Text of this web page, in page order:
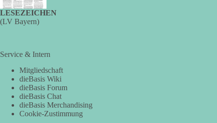
LESEZEICHEN
(LV Bayern)
Service & Intern
Mitgliedschaft
dieBasis Wiki
dieBasis Forum
dieBasis Chat
dieBasis Merchandising
Cookie-Zustimmung